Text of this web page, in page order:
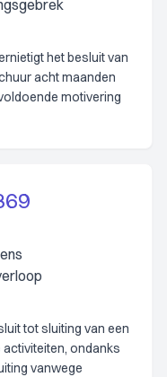
het besluit van
acht maanden
motivering
tot sluiting van een
ondanks
vanwege